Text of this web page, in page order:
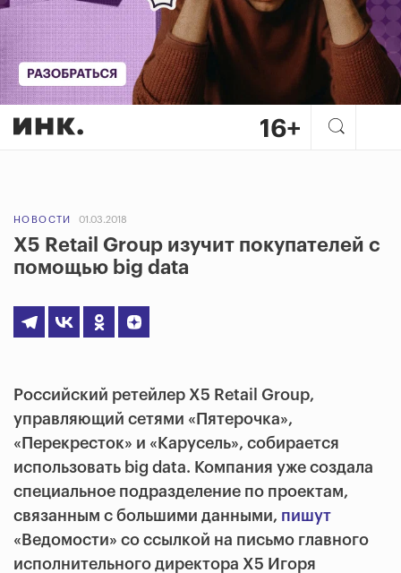
НОВОСТИ 01.03.2018
X5 Retail Group изучит покупателей с
помощью big data
Российский ретейлер X5 Retail Group,
управляющий сетями «Пятерочка»,
«Перекресток» и «Карусель», собирается
использовать big data. Компания уже создала
специальное подразделение по проектам,
связанным с большими данными, пишут
«Ведомости» со ссылкой на письмо главного
исполнительного директора X5 Игоря